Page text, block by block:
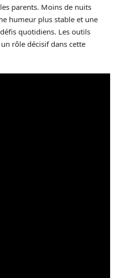
parents. Moins de nuits
humeur plus stable et une
quotidiens. Les outils
rôle décisif dans cette